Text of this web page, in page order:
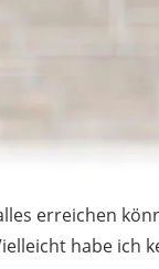
erreichen
habe ich